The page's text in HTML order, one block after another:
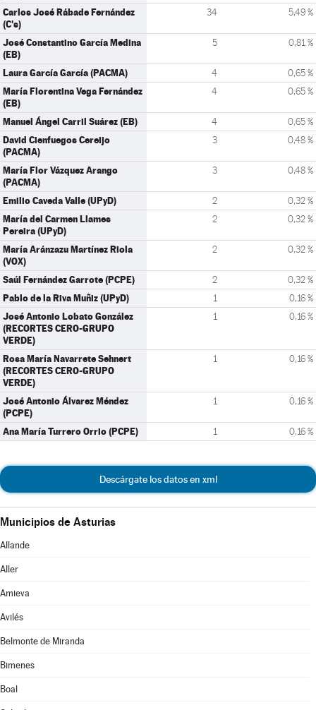
Carlos José Rábade Fernández
(C's)
34 5,49 %
José Constantino García Medina
(EB)
5 0,81 %
Laura García García (PACMA) 4 0,65 %
María Florentina Vega Fernández
(EB)
4 0,65 %
Manuel Ángel Carril Suárez (EB) 4 0,65 %
David Cienfuegos Cereijo
(PACMA)
3 0,48 %
María Flor Vázquez Arango
(PACMA)
3 0,48 %
Emilio Caveda Valle (UPyD) 2 0,32 %
María del Carmen Llames
Pereira (UPyD)
2 0,32 %
María Aránzazu Martínez Riola
(VOX)
2 0,32 %
Saúl Fernández Garrote (PCPE) 2 0,32 %
Pablo de la Riva Muñiz (UPyD) 1 0,16 %
José Antonio Lobato González
(RECORTES CERO-GRUPO
VERDE)
1 0,16 %
Rosa María Navarrete Sehnert
(RECORTES CERO-GRUPO
VERDE)
1 0,16 %
José Antonio Álvarez Méndez
(PCPE)
1 0,16 %
Ana María Turrero Orrio (PCPE) 1 0,16 %
Descárgate los datos en xml
Municipios de Asturias
Allande
Aller
Amieva
Avilés
Belmonte de Miranda
Bimenes
Boal